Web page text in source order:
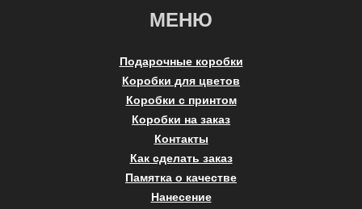
МЕНЮ
Подарочные коробки
Коробки для цветов
Коробки с принтом
Коробки на заказ
Контакты
Как сделать заказ
Памятка о качестве
Нанесение